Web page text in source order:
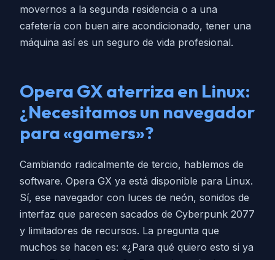
movernos a la segunda residencia o a una
cafetería con buen aire acondicionado, tener una
máquina así es un seguro de vida profesional.
Opera GX aterriza en Linux:
¿Necesitamos un navegador
para «gamers»?
Cambiando radicalmente de tercio, hablemos de
software. Opera GX ya está disponible para Linux.
Sí, ese navegador con luces de neón, sonidos de
interfaz que parecen sacados de Cyberpunk 2077
y limitadores de recursos. La pregunta que
muchos se hacen es: «¿Para qué quiero esto si ya